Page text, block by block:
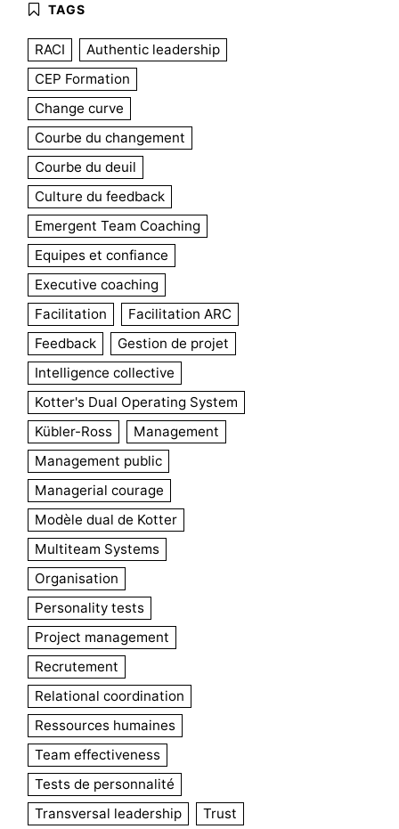
RACI
Authentic leadership
CEP Formation
Change curve
Courbe du changement
Courbe du deuil
Culture du feedback
Emergent Team Coaching
Equipes et confiance
Executive coaching
Facilitation
Facilitation ARC
Feedback
Gestion de projet
Intelligence collective
Kotter's Dual Operating System
Kübler-Ross
Management
Management public
Managerial courage
Modèle dual de Kotter
Multiteam Systems
Organisation
Personality tests
Project management
Recrutement
Relational coordination
Ressources humaines
Team effectiveness
Tests de personnalité
Transversal leadership
Trust